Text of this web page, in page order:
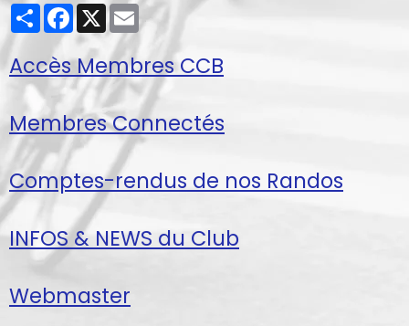
PartagerFacebook
X Email
Accès Membres CCB
Membres Connectés
Comptes-rendus de nos Randos
INFOS & NEWS du Club
Webmaster